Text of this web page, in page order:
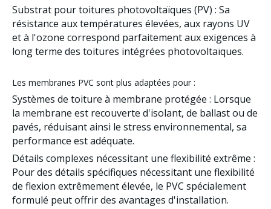
Substrat pour toitures photovoltaïques (PV) : Sa
résistance aux températures élevées, aux rayons UV
et à l'ozone correspond parfaitement aux exigences à
long terme des toitures intégrées photovoltaïques.
Les membranes PVC sont plus adaptées pour :
Systèmes de toiture à membrane protégée : Lorsque
la membrane est recouverte d'isolant, de ballast ou de
pavés, réduisant ainsi le stress environnemental, sa
performance est adéquate.
Détails complexes nécessitant une flexibilité extrême :
Pour des détails spécifiques nécessitant une flexibilité
de flexion extrêmement élevée, le PVC spécialement
formulé peut offrir des avantages d'installation.